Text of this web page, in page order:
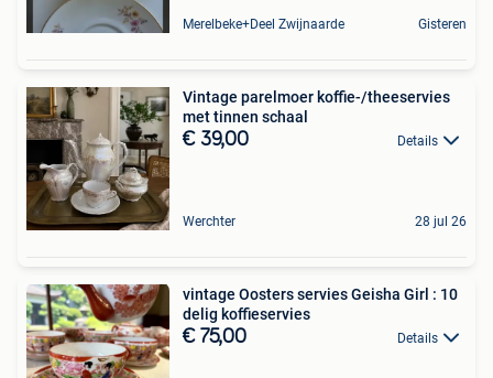
Merelbeke+Deel Zwijnaarde Gisteren
Vintage parelmoer koffie-/theeservies
met tinnen schaal
€ 39,00 Details
Werchter 28 jul 26
vintage Oosters servies Geisha Girl : 10
delig koffieservies
€ 75,00 Details